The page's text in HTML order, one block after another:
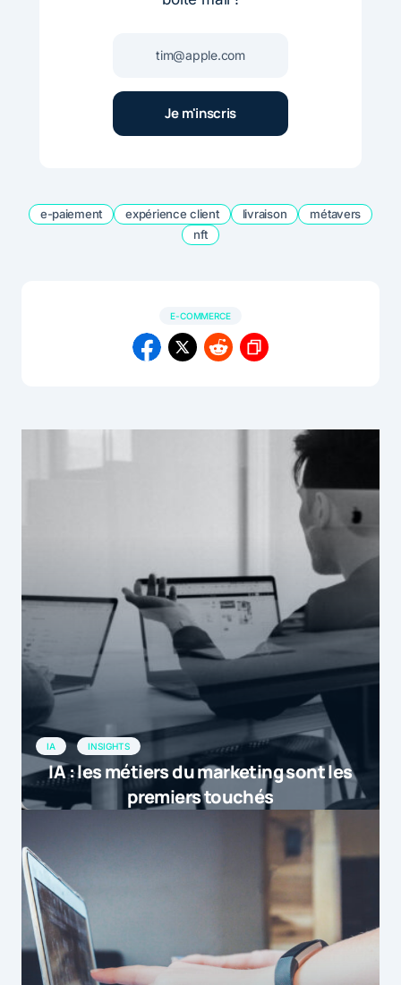
e-paiement expérience client livraison
métavers
nft
E-COMMERCE
IA INSIGHTS
IA : les métiers du marketing sont les
premiers touchés